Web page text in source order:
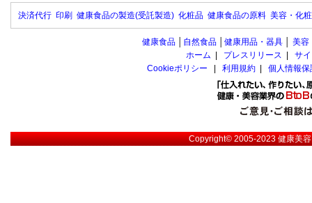
決済代行 印刷 健康食品の製造(受託製造) 化粧品 健康食品の原料 美容・化
健康食品 自然食品 健康用品・器具 美容
ホーム
プレスリリース
サ
Cookieポリシー
利用規約 個人情報
Copyright© 2005-2023健康美